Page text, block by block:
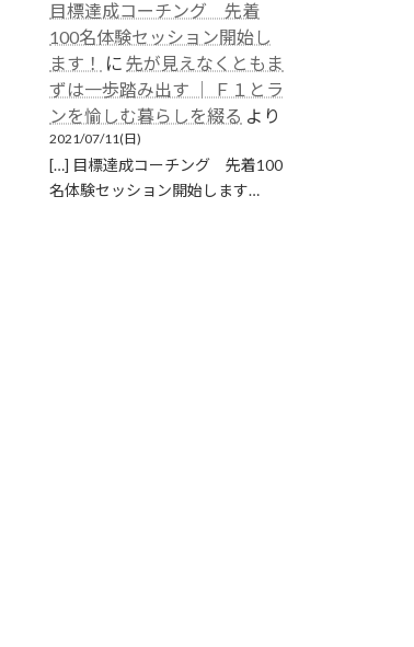
目標達成コーチング 先着
100名体験セッション開始し
ます！
に先が見えなくともま
ずは一歩踏み出す │ Ｆ１とラ
ンを愉しむ暮らしを綴る より
2021/07/11(日)
[…] 目標達成コーチング 先着100
名体験セッション開始します…